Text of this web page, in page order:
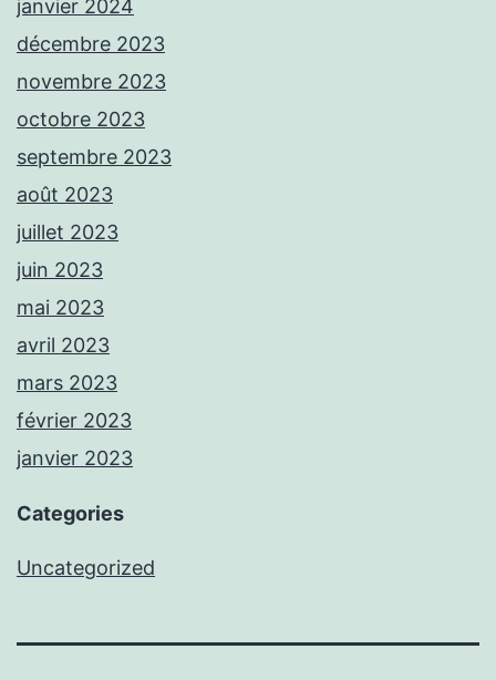
janvier 2024
décembre 2023
novembre 2023
octobre 2023
septembre 2023
août 2023
juillet 2023
juin 2023
mai 2023
avril 2023
mars 2023
février 2023
janvier 2023
Categories
Uncategorized